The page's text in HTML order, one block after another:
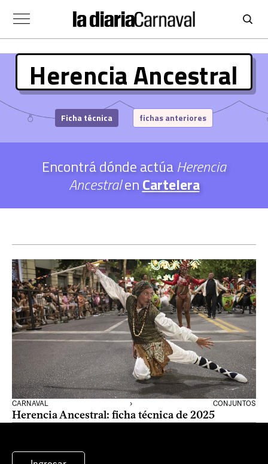
Herencia Ancestral
Ficha técnica fichas anteriores
Encontrá dónde actúaHerencia
AncestralenCartelera
CARNAVAL › CONJUNTOS
Herencia Ancestral: ficha técnica de 2025